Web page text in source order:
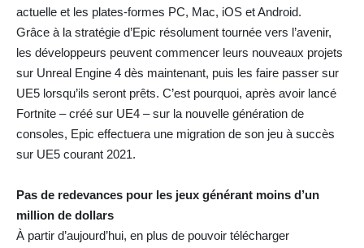
actuelle et les plates-formes PC, Mac, iOS et Android.
Grâce à la stratégie d’Epic résolument tournée vers l’avenir,
les développeurs peuvent commencer leurs nouveaux projets
sur Unreal Engine 4 dès maintenant, puis les faire passer sur
UE5 lorsqu’ils seront prêts. C’est pourquoi, après avoir lancé
Fortnite – créé sur UE4 – sur la nouvelle génération de
consoles, Epic effectuera une migration de son jeu à succès
sur UE5 courant 2021.
Pas de redevances pour les jeux générant moins d’un
million de dollars
À partir d’aujourd’hui, en plus de pouvoir télécharger